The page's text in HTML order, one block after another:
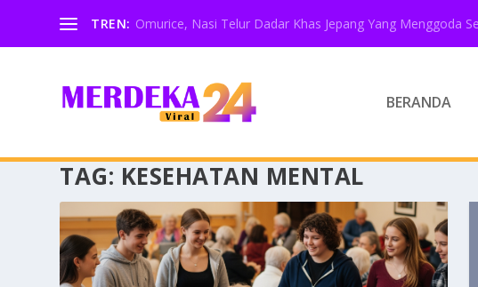
TREN: Omurice, Nasi Telur Dadar Khas Jepang Yang Menggoda
BERANDA
TAG: KESEHATAN MENTAL